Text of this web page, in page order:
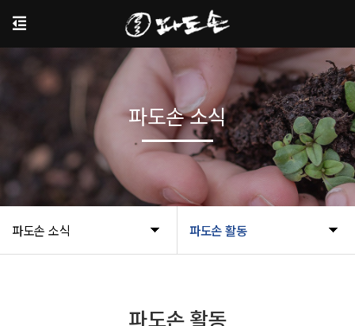
파도손 소식 파도손 활동
파도손 소식
파도손 활동